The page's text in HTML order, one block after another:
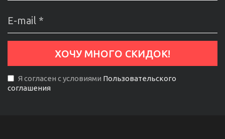
Я согласен с условиями Пользовательского
соглашения